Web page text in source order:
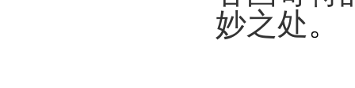
妙之处。